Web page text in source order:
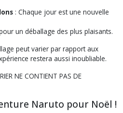
: Chaque jour est une nouvelle
un déballage des plus plaisants.
peut varier par rapport aux
restera aussi inoubliable.
NE CONTIENT PAS DE
Naruto pour Noël !